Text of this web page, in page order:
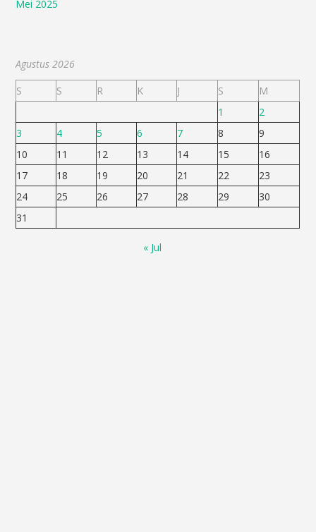
Mei 2025
Agustus 2026
S
S R K J S
M
1
2
3
4 5 6 7 8
9
10
11 12 13 14 15
16
17
18 19 20 21 22
23
24
25 26 27 28 29
30
31
« Jul